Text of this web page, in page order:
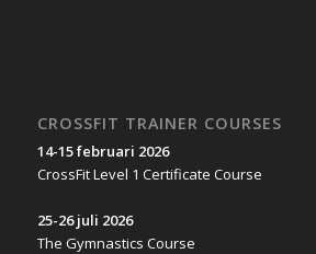
CROSSFIT TRAINER COURSES
14-15 februari 2026
CrossFit Level 1 Certificate Course
25-26 juli 2026
The Gymnastics Course